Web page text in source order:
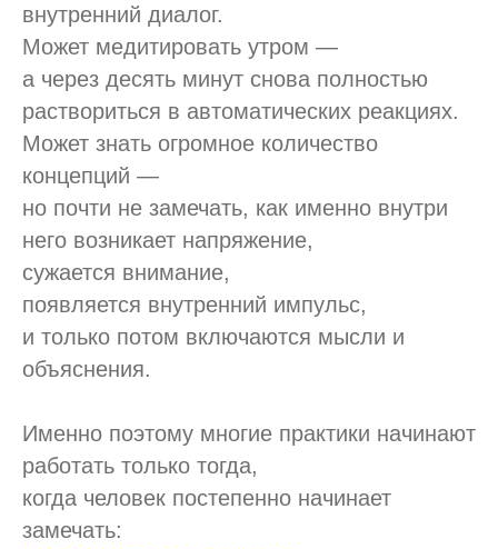
внутренний диалог.
Может медитировать утром —
а через десять минут снова полностью
раствориться в автоматических реакциях.
Может знать огромное количество
концепций —
но почти не замечать, как именно внутри
него возникает напряжение,
сужается внимание,
появляется внутренний импульс,
и только потом включаются мысли и
объяснения.
Именно поэтому многие практики начинают
работать только тогда,
когда человек постепенно начинает
замечать: